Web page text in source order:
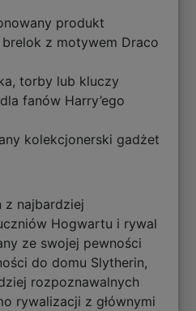
produkt
z motywem Draco
torby lub kluczy
fanów Harry’ego
kolekcjonerski gadżet
z najbardziej
Hogwartu i rywal
ze swojej pewności
do domu Slytherin,
rozpoznawalnych
rywalizacji z głównymi